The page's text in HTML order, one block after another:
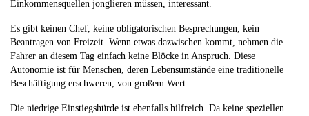
Einkommensquellen jonglieren müssen, interessant.
Es gibt keinen Chef, keine obligatorischen Besprechungen, kein
Beantragen von Freizeit. Wenn etwas dazwischen kommt, nehmen die
Fahrer an diesem Tag einfach keine Blöcke in Anspruch. Diese
Autonomie ist für Menschen, deren Lebensumstände eine traditionelle
Beschäftigung erschweren, von großem Wert.
Die niedrige Einstiegshürde ist ebenfalls hilfreich. Da keine speziellen